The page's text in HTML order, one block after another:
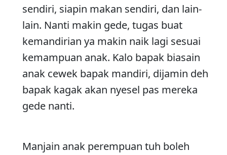
sendiri, siapin makan sendiri, dan lain-
lain. Nanti makin gede, tugas buat
kemandirian ya makin naik lagi sesuai
kemampuan anak. Kalo bapak biasain
anak cewek bapak mandiri, dijamin deh
bapak kagak akan nyesel pas mereka
gede nanti.
Manjain anak perempuan tuh boleh